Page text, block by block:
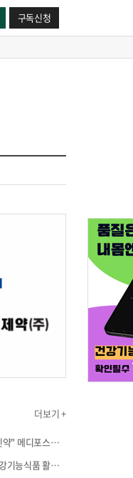
구독신청
더보기 +
"울고 웃는 무릎관절염 신약" 메디포스트·강스템·네이처셀 전진, 코오롱티슈진 반전 과제
효과적인 수면을 위한 건강기능식품 활용법